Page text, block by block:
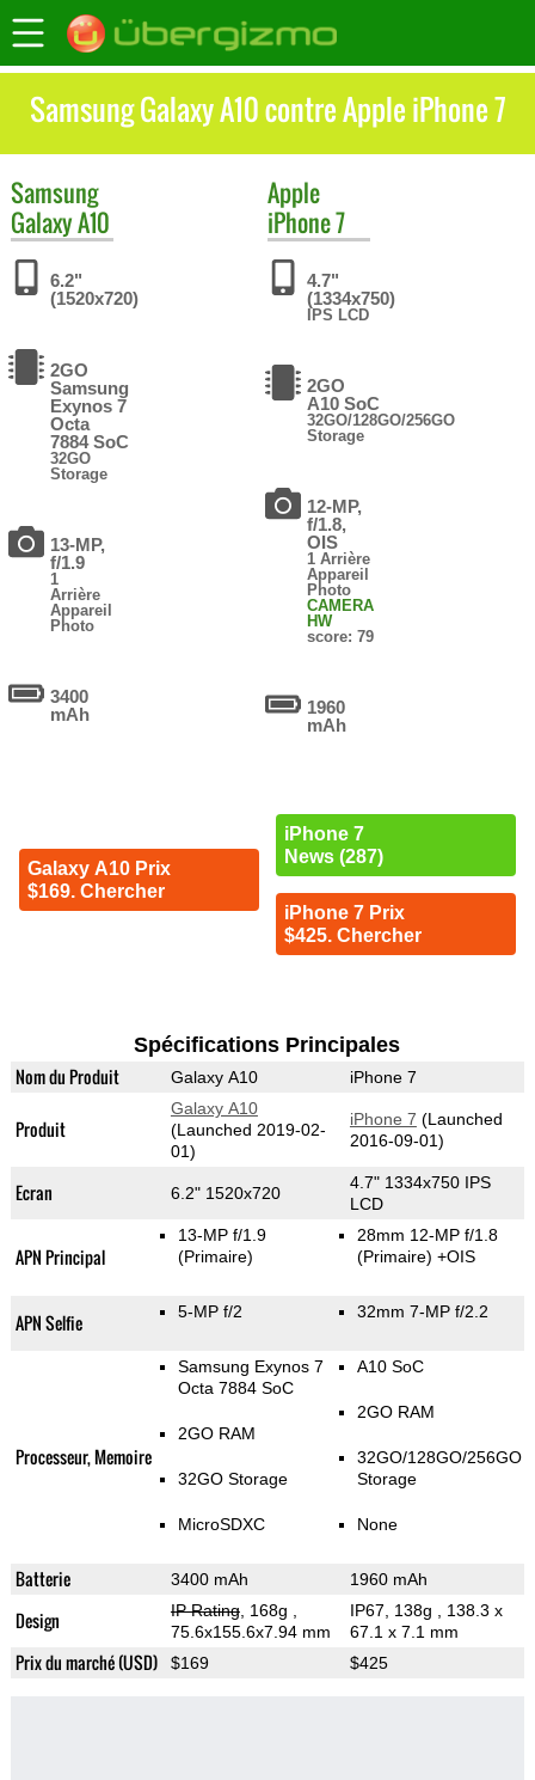
Samsung Galaxy A10 contre Apple iPhone 7
Samsung
Galaxy A10
6.2"
(1520x720)
2GO
Samsung
Exynos 7
Octa
7884 SoC
32GO
Storage
13-MP,
f/1.9
1
Arrière
Appareil
Photo
3400
mAh
Galaxy A10 Prix
$169. Chercher
Apple
iPhone 7
4.7"
(1334x750)
IPS LCD
2GO
A10 SoC
32GO/128GO/256GO
Storage
12-MP,
f/1.8,
OIS
1 Arrière
Appareil
Photo
CAMERA
HW
score: 79
1960
mAh
iPhone 7
News (287)
iPhone 7 Prix
$425. Chercher
Spécifications Principales
Nom du Produit Galaxy A10 iPhone 7
Produit
Galaxy A10
(Launched 2019-02-
01)
iPhone 7 (Launched
2016-09-01)
Ecran 6.2" 1520x720
4.7" 1334x750 IPS
LCD
APN Principal
13-MP f/1.9
(Primaire)
28mm 12-MP f/1.8
(Primaire) +OIS
APN Selfie 5-MP f/2 32mm 7-MP f/2.2
Processeur, Memoire
Samsung Exynos 7
Octa 7884 SoC
2GO RAM
32GO Storage
MicroSDXC
A10 SoC
2GO RAM
32GO/128GO/256GO
Storage
None
Batterie 3400 mAh 1960 mAh
Design IP Rating, 168g
75.6x155.6x7.94 mm
IP67, 138g
, 138.3 x
67.1 x 7.1 mm
Prix du marché (USD) $169 $425